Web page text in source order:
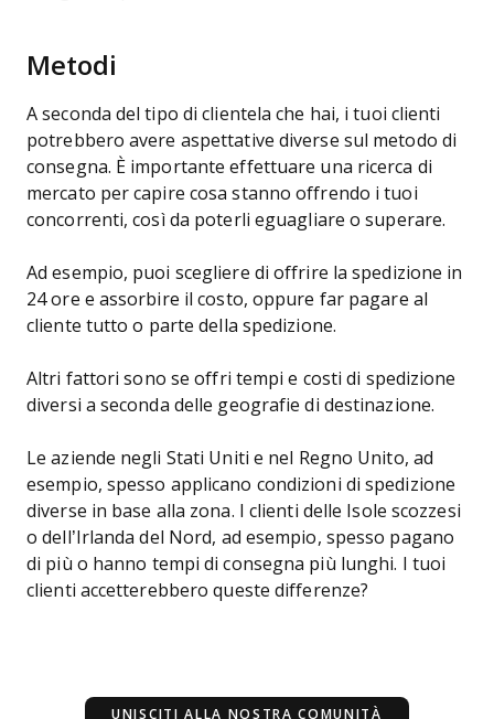
Metodi
A seconda del tipo di clientela che hai, i tuoi clienti
potrebbero avere aspettative diverse sul metodo di
consegna. È importante effettuare una ricerca di
mercato per capire cosa stanno offrendo i tuoi
concorrenti, così da poterli eguagliare o superare.
Ad esempio, puoi scegliere di offrire la spedizione in
24 ore e assorbire il costo, oppure far pagare al
cliente tutto o parte della spedizione.
Altri fattori sono se offri tempi e costi di spedizione
diversi a seconda delle geografie di destinazione.
Le aziende negli Stati Uniti e nel Regno Unito, ad
esempio, spesso applicano condizioni di spedizione
diverse in base alla zona. I clienti delle Isole scozzesi
o dell’Irlanda del Nord, ad esempio, spesso pagano
di più o hanno tempi di consegna più lunghi. I tuoi
clienti accetterebbero queste differenze?
UNISCITI ALLA NOSTRA COMUNITÀ